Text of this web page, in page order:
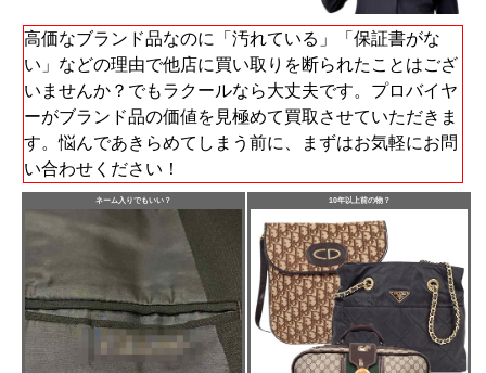
高価なブランド品なのに「汚れている」「保証書がな
い」などの理由で他店に買い取りを断られたことはござ
いませんか？でもラクールなら大丈夫です。プロバイヤ
ーがブランド品の価値を見極めて買取させていただきま
す。悩んであきらめてしまう前に、まずはお気軽にお問
い合わせください！
ネーム入りでもいい？ 10年以上前の物？